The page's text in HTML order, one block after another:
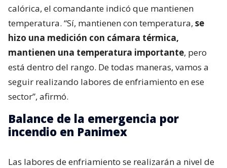
calórica, el comandante indicó que mantienen
temperatura. “Sí, mantienen con temperatura, se
hizo una medición con cámara térmica,
mantienen una temperatura importante, pero
está dentro del rango. De todas maneras, vamos a
seguir realizando labores de enfriamiento en ese
sector”, afirmó.
Balance de la emergencia por
incendio en Panimex
Las labores de enfriamiento se realizarán a nivel de